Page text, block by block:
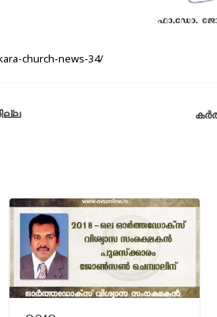
church-news-34/